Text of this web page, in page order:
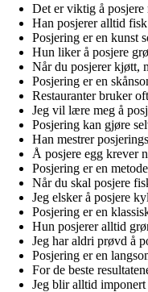
Det er viktig å posjere
Han posjerer alltid
Posjering er en kunst
Hun liker å posjere
Når du posjerer kjøtt,
Posjering er en
Restauranter bruker
Jeg vil lære meg å
Posjering kan gjøre
Han mestrer
Å posjere egg krever
Posjering er en
Når du skal posjere
Jeg elsker å posjere
Posjering er en
Hun posjerer alltid
Jeg har aldri prøvd å
Posjering er en
For de beste
Jeg blir alltid